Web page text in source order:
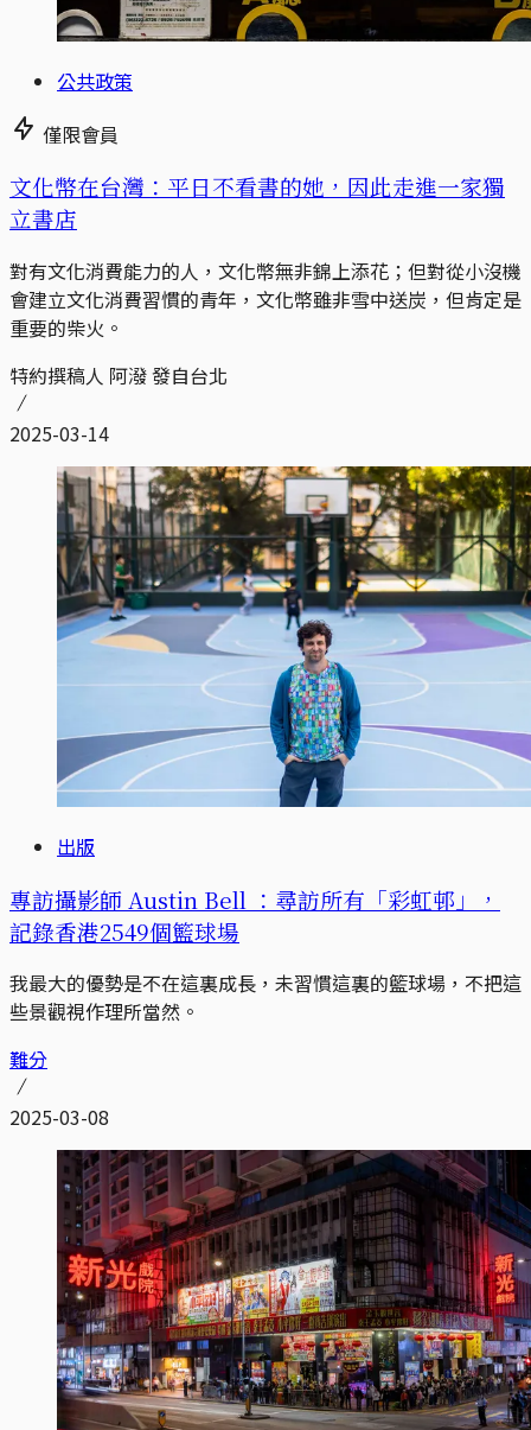
公共政策
僅限會員
文化幣在台灣：平日不看書的她，因此走進一家獨
立書店
對有文化消費能力的人，文化幣無非錦上添花；但對從小沒機
會建立文化消費習慣的青年，文化幣雖非雪中送炭，但肯定是
重要的柴火。
特約撰稿人 阿潑 發自台北
2025-03-14
出版
專訪攝影師 Austin Bell ：尋訪所有「彩虹邨」，
記錄香港2549個籃球場
我最大的優勢是不在這裏成長，未習慣這裏的籃球場，不把這
些景觀視作理所當然。
難分
2025-03-08